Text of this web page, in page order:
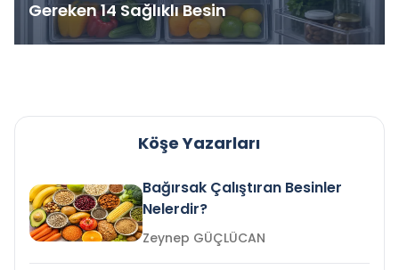
Gereken 14 Sağlıklı Besin
Köşe Yazarları
Bağırsak Çalıştıran Besinler
Nelerdir?
Zeynep GÜÇLÜCAN